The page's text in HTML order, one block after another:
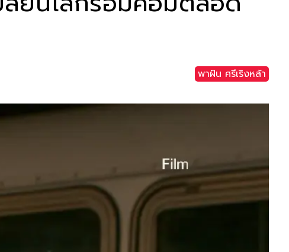
พาฝัน ศรีเริงหล้า